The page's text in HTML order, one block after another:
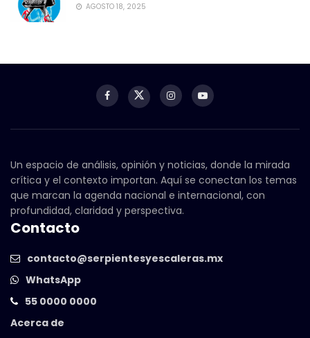
AGOSTO 18, 2025
Un espacio de análisis, opinión y noticias, donde la mirada
crítica y el contexto importan. Aquí se conectan los temas
que marcan la agenda nacional e internacional, con
profundidad, claridad y perspectiva.
Contacto
contacto@serpientesyescaleras.mx
WhatsApp
55 0000 0000
Acerca de